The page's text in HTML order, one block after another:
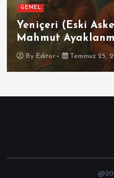
GENEL SPOR
Futbolun
İspanya
By Editor Temmuz 16,